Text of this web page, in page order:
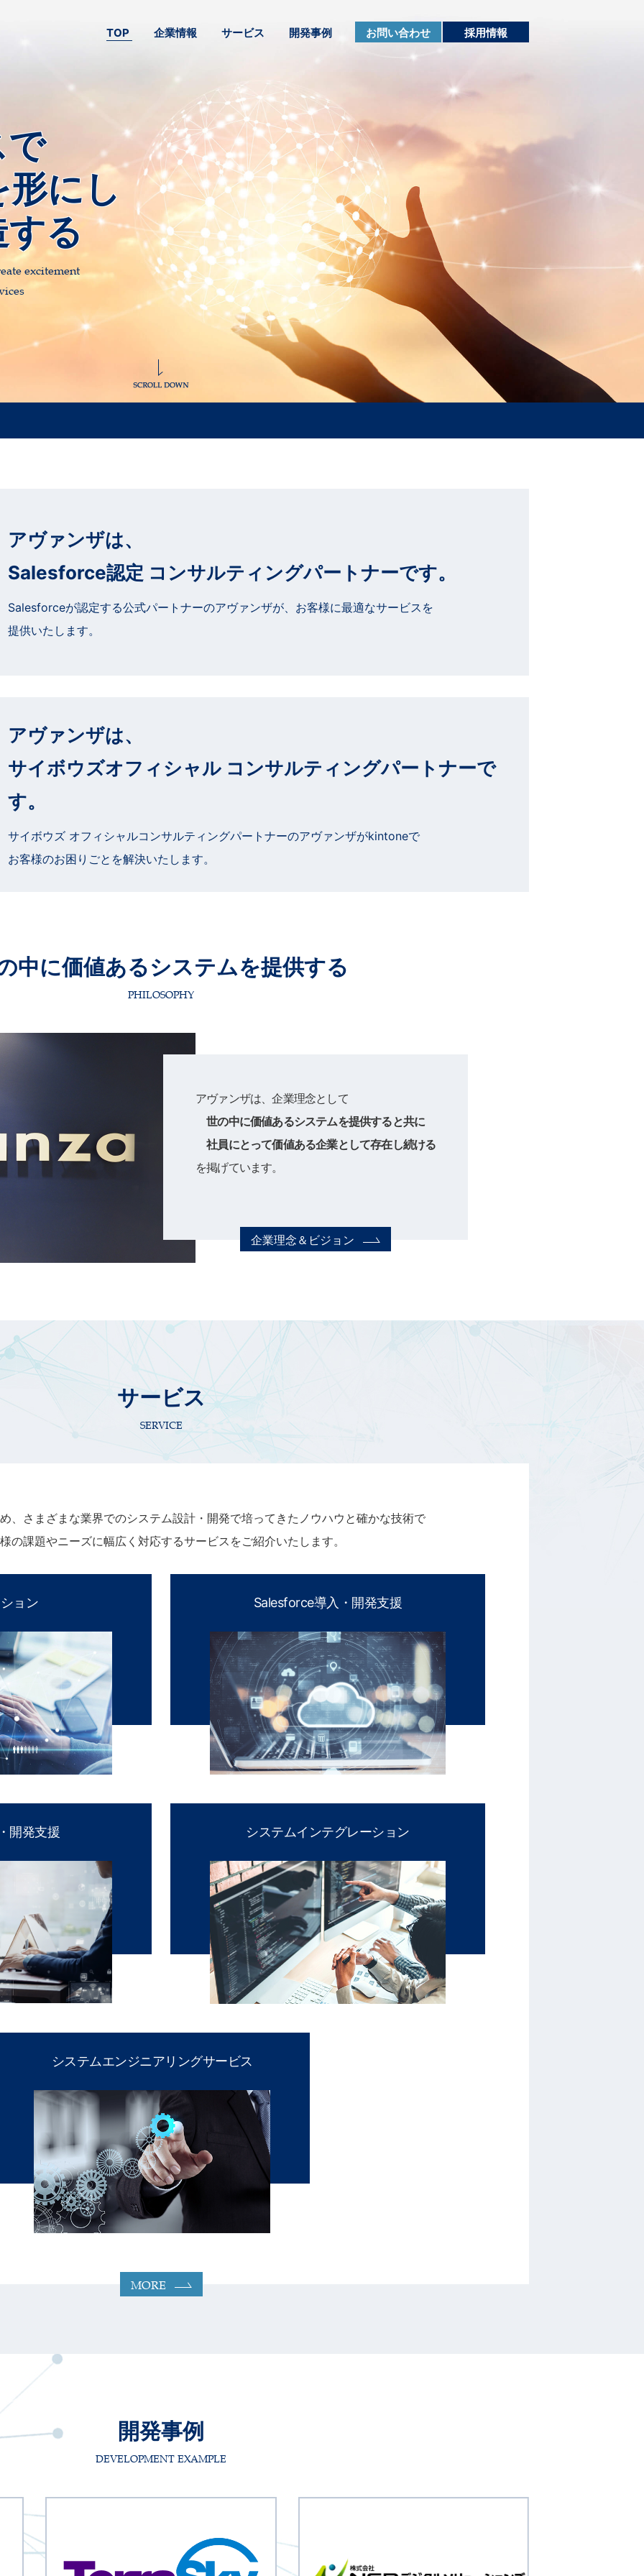
TOP 企業情報 サービス 開発事例 お問い合わせ 採用情報
にし
する
excitement
アヴァンザは、
Salesforce認定 コンサルティングパートナーです。
Salesforceが認定する公式パートナーのアヴァンザが、お客様に最適なサービスを
提供いたします。
アヴァンザは、
サイボウズオフィシャル コンサルティングパートナーで
す。
サイボウズ オフィシャルコンサルティングパートナーのアヴァンザがkintoneで
お客様のお困りごとを解決いたします。
中に価値あるシステムを提供する
PHILOSOPHY
アヴァンザは、企業理念として
世の中に価値あるシステムを提供すると共に
社員にとって価値ある企業として存在し続ける
を掲げています。
企業理念＆ビジョン
サービス
SERVICE
、さまざまな業界でのシステム設計・開発で培ってきたノウハウと確かな技術で
の課題やニーズに幅広く対応するサービスをご紹介いたします。
ョン Salesforce導入・開発支援
開発支援 システムインテグレーション
システムエンジニアリングサービス
MORE
開発事例
DEVELOPMENT EXAMPLE